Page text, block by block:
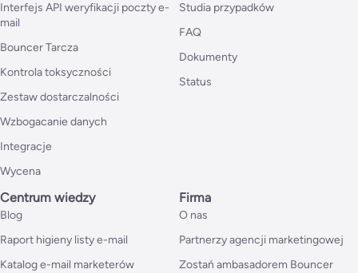
Interfejs API weryfikacji poczty e-
mail
Bouncer Tarcza
Kontrola toksyczności
Zestaw dostarczalności
Wzbogacanie danych
Integracje
Wycena
Studia przypadków
FAQ
Dokumenty
Status
Centrum wiedzy
Blog
Raport higieny listy e-mail
Katalog e-mail marketerów
Firma
O nas
Partnerzy agencji marketingowej
Zostań ambasadorem Bouncer